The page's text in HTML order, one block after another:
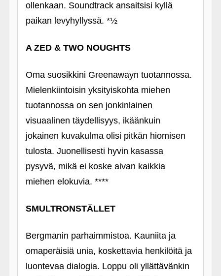
ollenkaan. Soundtrack ansaitsisi kyllä
paikan levyhyllyssä. *½
A ZED & TWO NOUGHTS
Oma suosikkini Greenawayn tuotannossa.
Mielenkiintoisin yksityiskohta miehen
tuotannossa on sen jonkinlainen
visuaalinen täydellisyys, ikäänkuin
jokainen kuvakulma olisi pitkän hiomisen
tulosta. Juonellisesti hyvin kasassa
pysyvä, mikä ei koske aivan kaikkia
miehen elokuvia. ****
SMULTRONSTÄLLET
Bergmanin parhaimmistoa. Kauniita ja
omaperäisiä unia, koskettavia henkilöitä ja
luontevaa dialogia. Loppu oli yllättävänkin